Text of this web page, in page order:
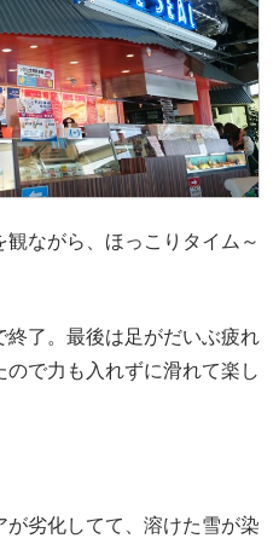
ながら、ほっこりタイム～
了。最後は足がだいぶ疲れ
で力も入れずに滑れて楽し
劣化してて、溶けた雪が染